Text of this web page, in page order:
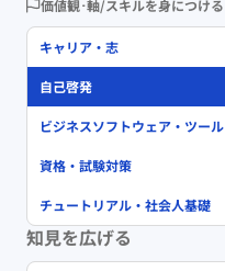
価値観･軸/スキルを身につける
キャリア・志
自己啓発
ビジネスソフトウェア・ツール
資格・試験対策
チュートリアル・社会人基礎
知見を広げる